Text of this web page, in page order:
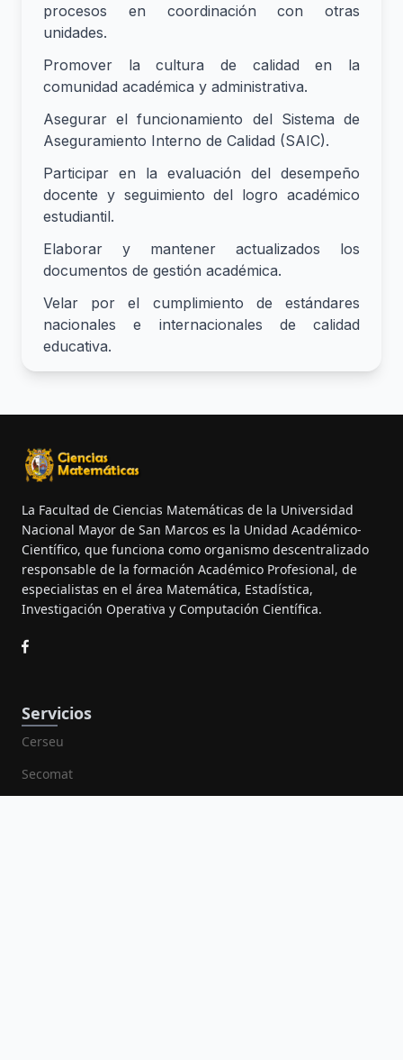
procesos en coordinación con otras
unidades.
Promover la cultura de calidad en la
comunidad académica y administrativa.
Asegurar el funcionamiento del Sistema de
Aseguramiento Interno de Calidad (SAIC).
Participar en la evaluación del desempeño
docente y seguimiento del logro académico
estudiantil.
Elaborar y mantener actualizados los
documentos de gestión académica.
Velar por el cumplimiento de estándares
nacionales e internacionales de calidad
educativa.
La Facultad de Ciencias Matemáticas de la Universidad
Nacional Mayor de San Marcos es la Unidad Académico-
Científico, que funciona como organismo descentralizado
responsable de la formación Académico Profesional, de
especialistas en el área Matemática, Estadística,
Investigación Operativa y Computación Científica.
Servicios
Cerseu
Secomat
Bienestar